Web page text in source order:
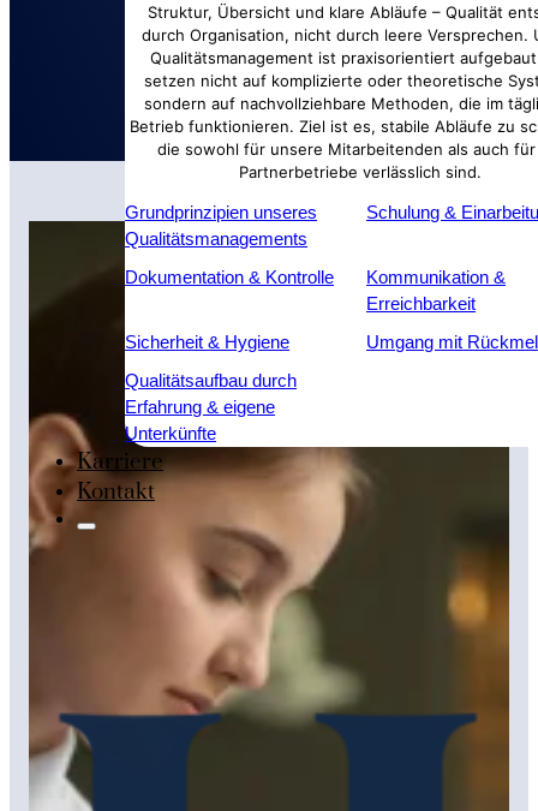
Struktur, Übersicht und klare Abläufe – Qualität
durch Organisation, nicht durch leere Versprechen.
Qualitätsmanagement ist praxisorientiert
setzen nicht auf komplizierte oder theoretische
sondern auf nachvollziehbare Methoden, die im
Betrieb funktionieren. Ziel ist es, stabile Abläufe zu
die sowohl für unsere Mitarbeitenden als auch
Partnerbetriebe verlässlich sind.
Grundprinzipien unseres
Qualitätsmanagements
Schulung &
Dokumentation & Kontrolle
Kommunikation &
Erreichbarkeit
Sicherheit & Hygiene
Umgang mit
Qualitätsaufbau durch
Erfahrung & eigene
Unterkünfte
Karriere
Kontakt
Unterstützende Kräfte für Küche und